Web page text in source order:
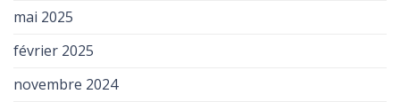
mai 2025
février 2025
novembre 2024